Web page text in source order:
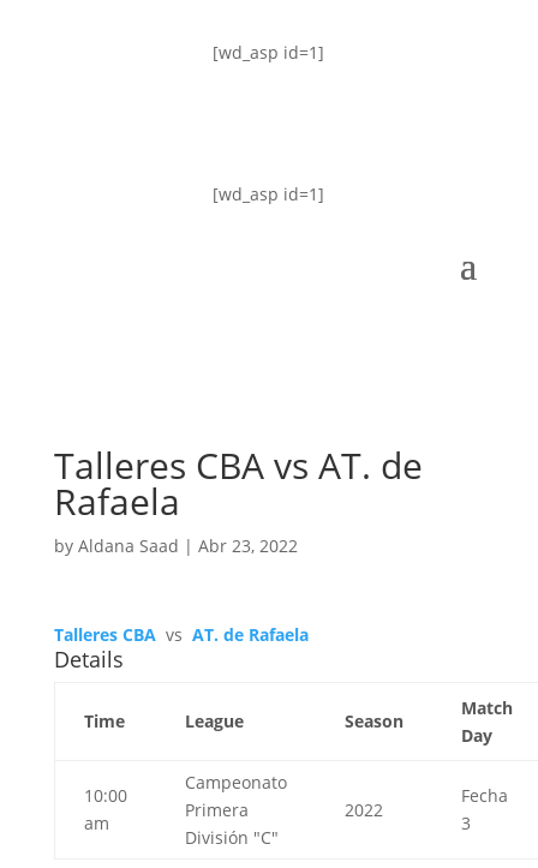
[wd_asp id=1]
[wd_asp id=1]
Talleres CBA vs AT. de
Rafaela
by Aldana Saad | Abr 23, 2022
Talleres CBA vs AT. de Rafaela
Details
Time League Season
Match
Day
10:00
am
Campeonato
Primera
División "C"
2022
Fecha
3